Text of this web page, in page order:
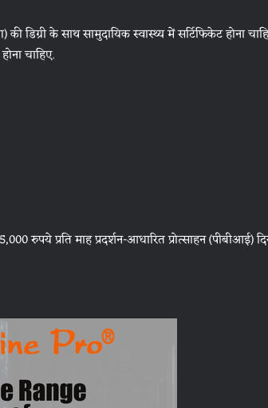
डिग्री के साथ सामुदायिक स्वास्थ्य में सर्टिफिकेट होना
चाहिए.
रुपये प्रति माह प्रदर्शन-आधारित प्रोत्साहन (पीबीआई)